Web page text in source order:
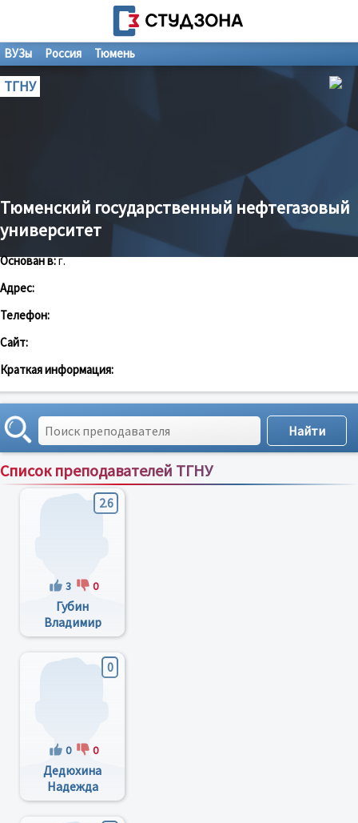
ВУЗы Россия Тюмень
ТГНУ
Тюменский государственный нефтегазовый
университет
Основан в:г.
Адрес:
Телефон:
Сайт:
Краткая информация:
Список преподавателей ТГНУ
Сортировка по:имени;рейтингу;отзывам
2.6
3 0
Губин
Владимир
Иванович
0
0 0
Дедюхина
Надежда
Николаевна